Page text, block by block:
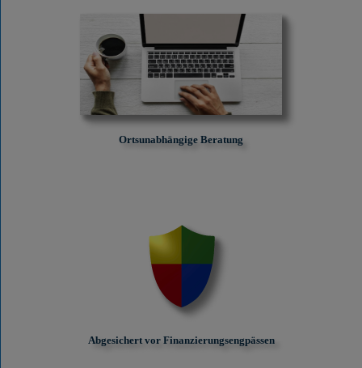
Ortsunabhängige Beratung
Abgesichert vor Finanzierungs­engpässen